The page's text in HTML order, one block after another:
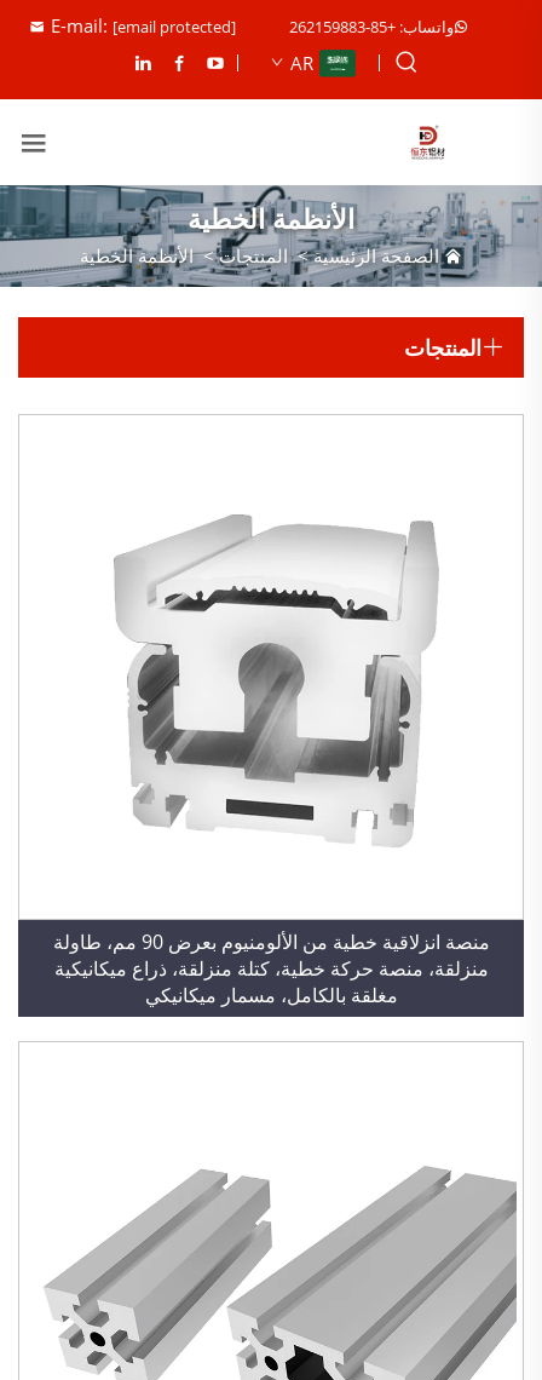
واتساب: +85-262159883 E-mail: [email protected]
AR
الأنظمة الخطية
الصفحة الرئيسية>المنتجات>الأنظمة الخطية
المنتجات
منصة انزلاقية خطية من الألومنيوم بعرض 90 مم، طاولة
منزلقة، منصة حركة خطية، كتلة منزلقة، ذراع ميكانيكية
مغلقة بالكامل، مسمار ميكانيكي